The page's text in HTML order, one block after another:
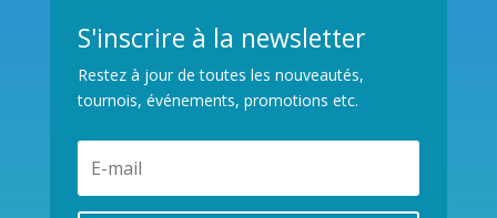
S'inscrire à la newsletter
Restez à jour de toutes les nouveautés,
tournois, événements, promotions etc.